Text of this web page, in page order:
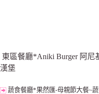
東區餐廳*Aniki Burger 阿
漢堡
蔬食餐廳*果然匯-母親節大餐~